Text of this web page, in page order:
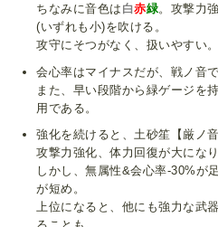
ちなみに音色は 白赤緑。攻撃力
(いずれも小)を吹ける。
攻守にそつがなく、扱いやすい。
会心率はマイナスだが、戦ノ音
また、早い段階から緑ゲージを
用である。
強化を続けると、土砂笙【厳ノ
攻撃力強化、体力回復が大にな
しかし、無属性&会心率-30%が
が短め。
上位になると、他にも強力な武